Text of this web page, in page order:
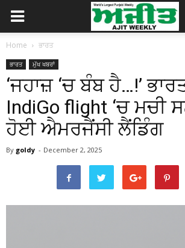
Home ਭਾਰਤ
ਭਾਰਤ ਮੁੱਖ ਖਬਰਾਂ
‘ਜਹਾਜ਼ ‘ਚ ਬੰਬ ਹੈ…!’
IndiGo flight ‘ਚ ਮਚੀ
ਹੋਈ ਐਮਰਜੈਂਸੀ ਲੈਂਡਿੰਗ
By goldy - December 2, 2025